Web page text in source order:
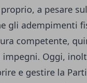
a pesare
gli adempimenti
competente,
Oggi,
e gestire la